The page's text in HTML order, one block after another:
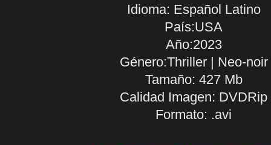
Idioma: Español Latino
País:USA
Año:2023
Género:Thriller | Neo-noir
Tamaño: 427 Mb
Calidad Imagen: DVDRip
Formato: .avi